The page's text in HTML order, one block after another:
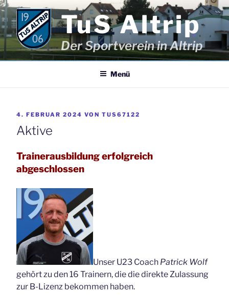
Zum
Inhalt
springen
TuS Altrip
Der Sportverein in Altrip
Menü
VERÖFFENTLICHT
AM
4. FEBRUAR 2024 VON TUS67122
Aktive
Trainerausbildung erfolgreich
abgeschlossen
Unser U23 Coach Patrick Wolf
gehört zu den 16 Trainern, die die direkte Zulassung
zur B-Lizenz bekommen haben.